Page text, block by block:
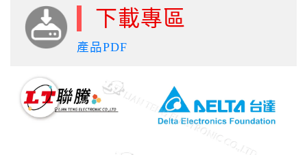
下載專區
產品PDF